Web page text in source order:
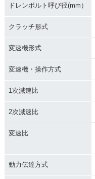
ドレンボルト呼び径(mm）
クラッチ形式
変速機形式
変速機・操作方式
1次減速比
2次減速比
変速比
動力伝達方式